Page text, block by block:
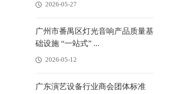
2026-05-27
广州市番禺区灯光音响产品质量基
础设施 “一站式” ...
2026-05-12
广东演艺设备行业商会团体标准